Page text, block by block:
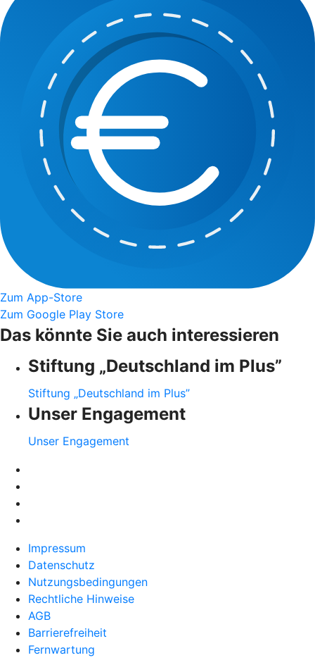
Zum App-Store
Zum Google Play Store
Das könnte Sie auch interessieren
Stiftung „Deutschland im Plus”
Stiftung „Deutschland im Plus”
Unser Engagement
Unser Engagement
Impressum
Datenschutz
Nutzungsbedingungen
Rechtliche Hinweise
AGB
Barrierefreiheit
Fernwartung